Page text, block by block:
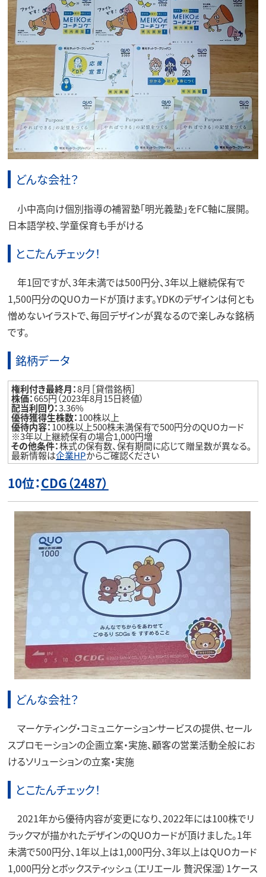
どんな会社？
小中高向け個別指導の補習塾「明光義塾」をFC軸に展開。
日本語学校、学童保育も手がける
とこたんチェック！
年1回ですが、3年未満では500円分、3年以上継続保有で
1,500円分のQUOカードが頂けます。YDKのデザインは何とも
憎めないイラストで、毎回デザインが異なるので楽しみな銘柄
です。
銘柄データ
権利付き最終月：8月［貸借銘柄］
株価：665円（2023年8月15日終値）
配当利回り：3.36%
優待獲得生株数：100株以上
優待内容：100株以上500株未満保有で500円分のQUOカード
※3年以上継続保有の場合1,000円増
その他条件：株式の保有数、保有期間に応じて贈呈数が異なる。
最新情報は企業HPからご確認ください
10位：CDG（2487）
どんな会社？
マーケティング・コミュニケーションサービスの提供、セール
スプロモーションの企画立案・実施、顧客の営業活動全般にお
けるソリューションの立案・実施
とこたんチェック！
2021年から優待内容が変更になり、2022年には100株でリ
ラックマが描かれたデザインのQUOカードが頂けました。1年
未満で500円分、1年以上は1,000円分、3年以上はQUOカード
1,000円分とボックスティッシュ（エリエール 贅沢保湿）1ケース